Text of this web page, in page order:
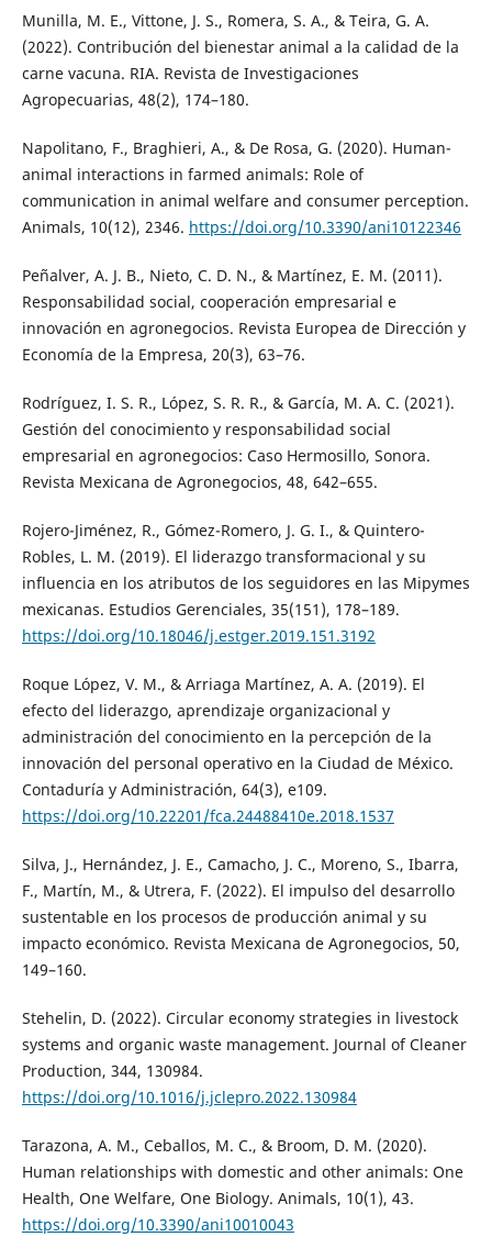
Munilla, M. E., Vittone, J. S., Romera, S. A., & Teira, G. A.
(2022). Contribución del bienestar animal a la calidad de la
carne vacuna. RIA. Revista de Investigaciones
Agropecuarias, 48(2), 174–180.
Napolitano, F., Braghieri, A., & De Rosa, G. (2020). Human-
animal interactions in farmed animals: Role of
communication in animal welfare and consumer perception.
Animals, 10(12), 2346. https://doi.org/10.3390/ani10122346
Peñalver, A. J. B., Nieto, C. D. N., & Martínez, E. M. (2011).
Responsabilidad social, cooperación empresarial e
innovación en agronegocios. Revista Europea de Dirección y
Economía de la Empresa, 20(3), 63–76.
Rodríguez, I. S. R., López, S. R. R., & García, M. A. C. (2021).
Gestión del conocimiento y responsabilidad social
empresarial en agronegocios: Caso Hermosillo, Sonora.
Revista Mexicana de Agronegocios, 48, 642–655.
Rojero-Jiménez, R., Gómez-Romero, J. G. I., & Quintero-
Robles, L. M. (2019). El liderazgo transformacional y su
influencia en los atributos de los seguidores en las Mipymes
mexicanas. Estudios Gerenciales, 35(151), 178–189.
https://doi.org/10.18046/j.estger.2019.151.3192
Roque López, V. M., & Arriaga Martínez, A. A. (2019). El
efecto del liderazgo, aprendizaje organizacional y
administración del conocimiento en la percepción de la
innovación del personal operativo en la Ciudad de México.
Contaduría y Administración, 64(3), e109.
https://doi.org/10.22201/fca.24488410e.2018.1537
Silva, J., Hernández, J. E., Camacho, J. C., Moreno, S., Ibarra,
F., Martín, M., & Utrera, F. (2022). El impulso del desarrollo
sustentable en los procesos de producción animal y su
impacto económico. Revista Mexicana de Agronegocios, 50,
149–160.
Stehelin, D. (2022). Circular economy strategies in livestock
systems and organic waste management. Journal of Cleaner
Production, 344, 130984.
https://doi.org/10.1016/j.jclepro.2022.130984
Tarazona, A. M., Ceballos, M. C., & Broom, D. M. (2020).
Human relationships with domestic and other animals: One
Health, One Welfare, One Biology. Animals, 10(1), 43.
https://doi.org/10.3390/ani10010043